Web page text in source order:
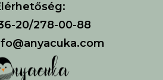
20/278-00-88